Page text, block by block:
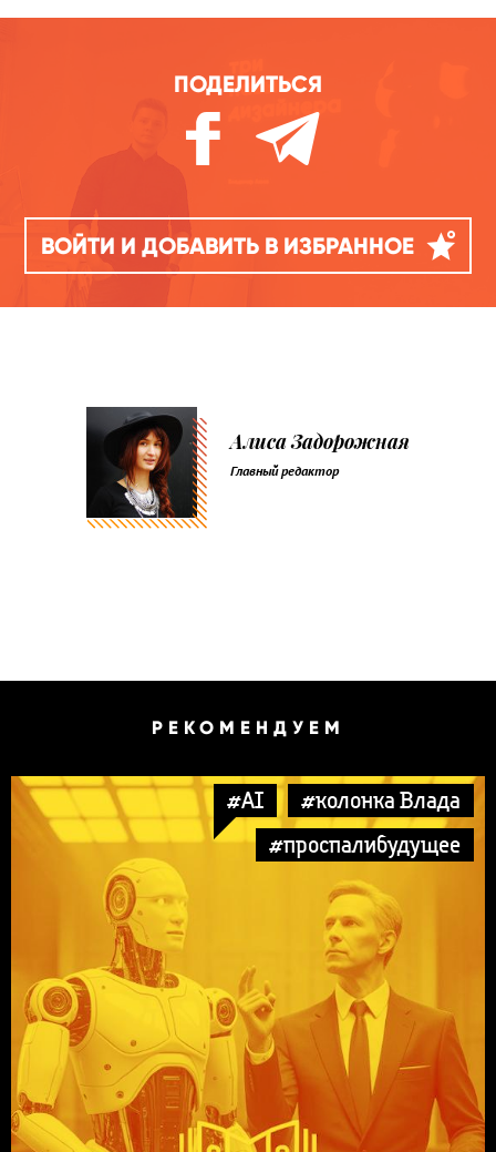
ПОДЕЛИТЬСЯ
ВОЙТИ И ДОБАВИТЬ В ИЗБРАННОЕ
Алиса Задорожная
Главный редактор
РЕКОМЕНДУЕМ
#AI
#колонка Влада
#проспалибудущее